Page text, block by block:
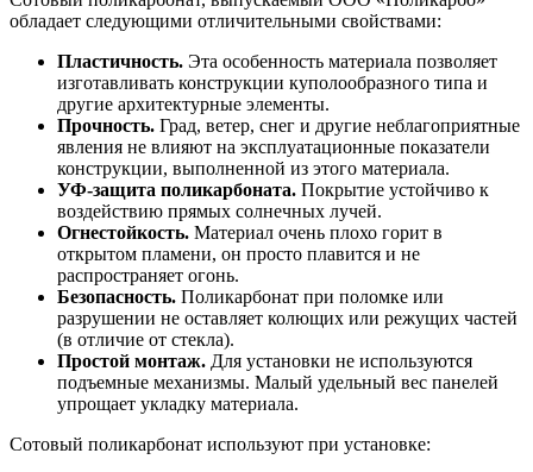
обладает следующими отличительными свойствами:
Пластичность. Эта особенность материала позволяет
изготавливать конструкции куполообразного типа и
другие архитектурные элементы.
Прочность. Град, ветер, снег и другие неблагоприятные
явления не влияют на эксплуатационные показатели
конструкции, выполненной из этого материала.
УФ-защита поликарбоната. Покрытие устойчиво к
воздействию прямых солнечных лучей.
Огнестойкость. Материал очень плохо горит в
открытом пламени, он просто плавится и не
распространяет огонь.
Безопасность. Поликарбонат при поломке или
разрушении не оставляет колющих или режущих частей
(в отличие от стекла).
Простой монтаж. Для установки не используются
подъемные механизмы. Малый удельный вес панелей
упрощает укладку материала.
Сотовый поликарбонат используют при установке: